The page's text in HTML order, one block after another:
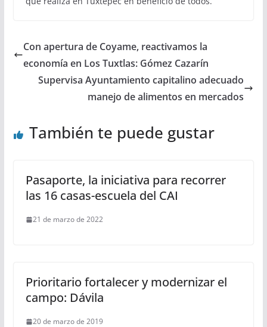
Con apertura de Coyame, reactivamos la
economía en Los Tuxtlas: Gómez Cazarín
Supervisa Ayuntamiento capitalino adecuado
manejo de alimentos en mercados
También te puede gustar
Pasaporte, la iniciativa para recorrer
las 16 casas-escuela del CAI
21 de marzo de 2022
Prioritario fortalecer y modernizar el
campo: Dávila
20 de marzo de 2019